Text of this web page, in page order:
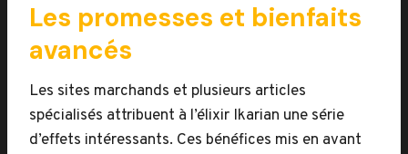
Les promesses et bienfaits
avancés
Les sites marchands et plusieurs articles
spécialisés attribuent à l’élixir Ikarian une série
d’effets intéressants. Ces bénéfices mis en avant